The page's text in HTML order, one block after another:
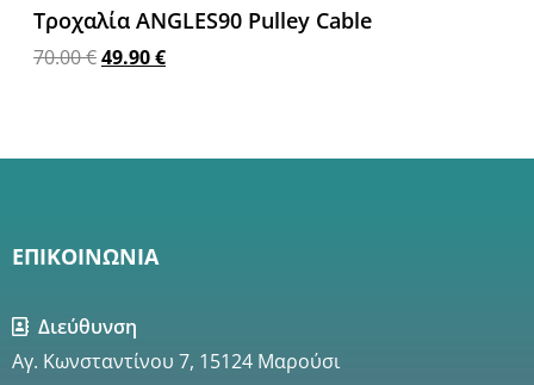
Τροχαλία ANGLES90 Pulley Cable
70.00€49.90€
ΕΠΙΚΟΙΝΩΝΙΑ
Διεύθυνση
Αγ. Κωνσταντίνου 7, 15124 Μαρούσι